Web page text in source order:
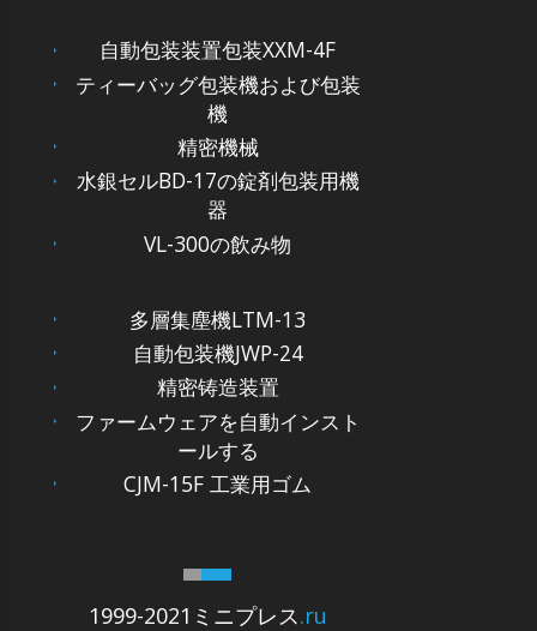
自動包装装置包装XXM-4F
ティーバッグ包装機および包装
機
精密機械
水銀セルBD-17の錠剤包装用機
器
VL-300の飲み物
1999-2021ミニプレス.ru
多層集塵機LTM-13
自動包装機JWP-24
精密铸造装置
ファームウェアを自動インスト
ールする
CJM-15F 工業用ゴム